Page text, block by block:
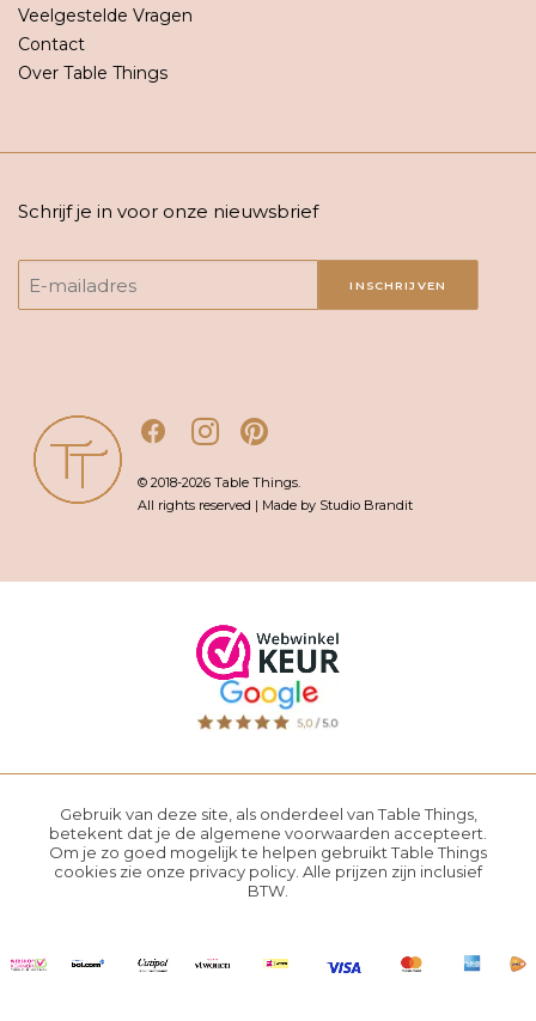
Veelgestelde Vragen
Contact
Over Table Things
Schrijf je in voor onze nieuwsbrief
INSCHRIJVEN
© 2018-2026 Table Things.
All rights reserved | Made by Studio Brandit
Gebruik van deze site, als onderdeel van Table Things,
betekent dat je de algemene voorwaarden accepteert.
Om je zo goed mogelijk te helpen gebruikt Table Things
cookies zie onze privacy policy . Alle prijzen zijn inclusief
BTW.